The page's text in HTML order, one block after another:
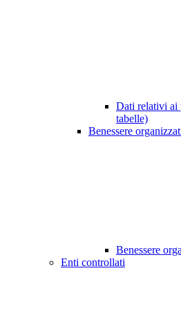
Dati relativi ai
tabelle)
Benessere
Benessere
Enti controllati